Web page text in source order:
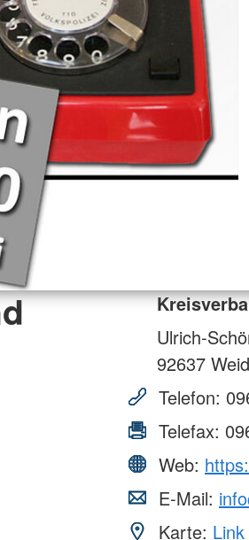
Ulrich-
92637
Telefon:
Telefax:
Web:
E-Mail:
Karte: